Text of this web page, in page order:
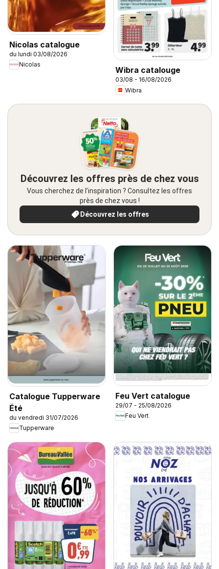
Nicolas catalogue
du lundi 03/08/2026
Nicolas
Wibra catalouge
03/08 - 16/08/2026
Wibra
Découvrez les offres près de chez vous
Vous cherchez de l’inspiration ? Consultez les offres
près de chez vous !
Découvrez les offres
Catalogue Tupperware
Été
du vendredi 31/07/2026
Tupperware
Feu Vert catalogue
29/07 - 25/08/2026
Feu Vert